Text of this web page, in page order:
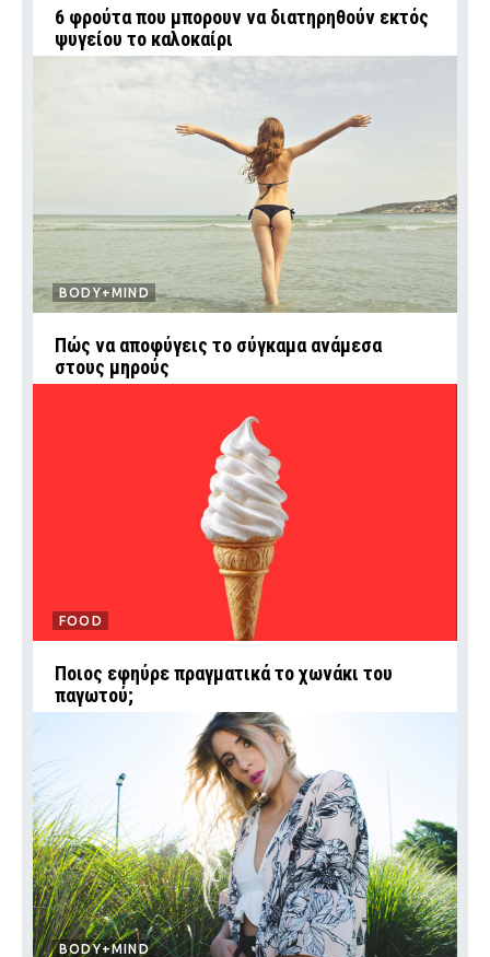
6 φρούτα που μπορουν να διατηρηθούν εκτός
ψυγείου το καλοκαίρι
BODY+MIND
Πώς να αποφύγεις το σύγκαμα ανάμεσα
στους μηρούς
FOOD
Ποιος εφηύρε πραγματικά το χωνάκι του
παγωτού;
BODY+MIND